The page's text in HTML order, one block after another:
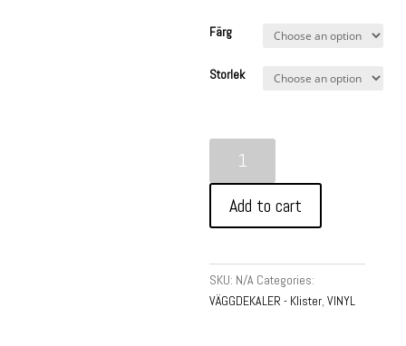
Färg
Storlek
-
Väggdekor/wallsticker
quantity
Add to cart
SKU: N/A Categories:
VÄGGDEKALER - Klister,VINYL